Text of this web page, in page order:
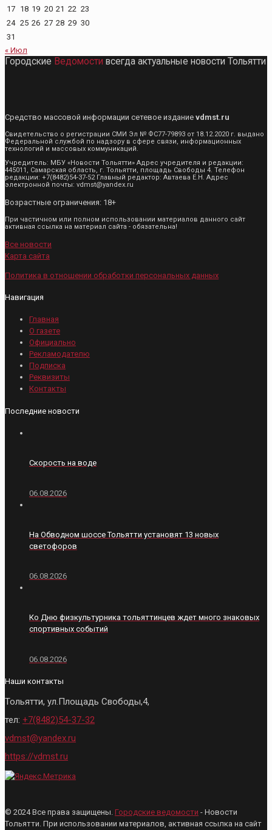
17 18 19 20 21 22 23
24 25 26 27 28 29 30
31
« Июл
Городские Ведомости всегда актуальные новости Тольятти
Средство массовой информации сетевое издание vdmst.ru
Свидетельство о регистрации СМИ Эл № ФС77-79893 от 18.12.2020 г. выдано
Федеральной службой по надзору в сфере связи, информационных
технологий и массовых коммуникаций.
Учредитель: МБУ «Новости Тольятти» Адрес учредителя и редакции:
445011, Самарская область, г. Тольятти, площадь Свободы 4. Телефон
редакции: +7(8482)54-37-52 Главный редактор: Автаева Е.Н. Адрес
электронной почты: vdmst@yandex.ru
Возрастные ограничения: 18+
При частичном или полном использовании материалов данного сайт
активная ссылка на материал сайта - обязательна!
Все новости
Карта сайта
Политика в отношении обработки персональных данных
Навигация
Главная
О газете
Официально
Рекламодателю
Подписка
Реквизиты
Контакты
Последние новости
Скорость на воде
06.08.2026
На Обводном шоссе Тольятти установят 13 новых
светофоров
06.08.2026
Ко Дню физкультурника тольяттинцев ждет много знаковых
спортивных событий
06.08.2026
Наши контакты
Тольятти, ул.Площадь Свободы,4,
тел: +7(8482)54-37-32
vdmst@yandex.ru
https://vdmst.ru
© 2024 Все права защищены. Городские ведомости - Новости
Тольятти. При использовании материалов, активная ссылка на сайт